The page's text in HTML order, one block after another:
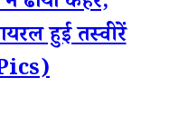
हुई तस्वीरें